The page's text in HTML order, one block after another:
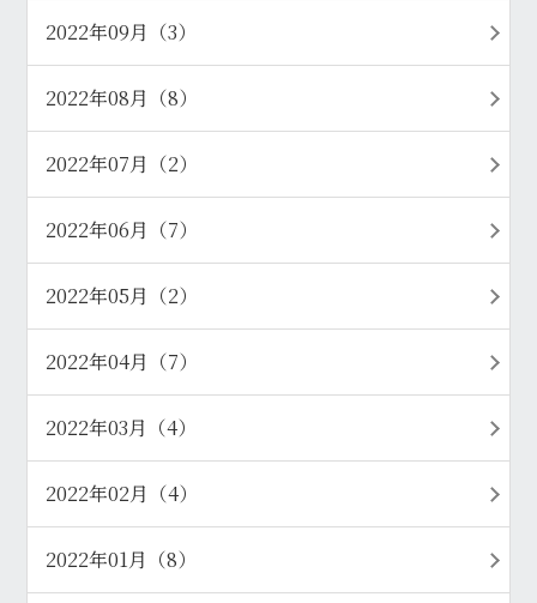
2022年09月（3）
2022年08月（8）
2022年07月（2）
2022年06月（7）
2022年05月（2）
2022年04月（7）
2022年03月（4）
2022年02月（4）
2022年01月（8）